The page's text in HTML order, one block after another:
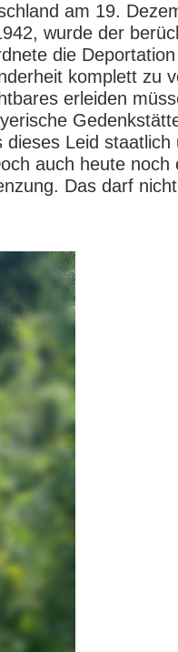
am 19.
wurde der
die
komplett zu
erleiden
dieses Leid staatlich
auch heute
Das darf